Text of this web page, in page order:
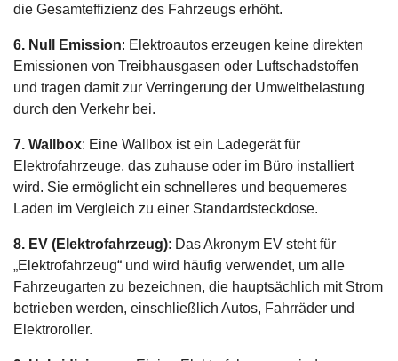
die Gesamteffizienz des Fahrzeugs erhöht.
6. Null Emission: Elektroautos erzeugen keine direkten
Emissionen von Treibhausgasen oder Luftschadstoffen
und tragen damit zur Verringerung der Umweltbelastung
durch den Verkehr bei.
7. Wallbox: Eine Wallbox ist ein Ladegerät für
Elektrofahrzeuge, das zuhause oder im Büro installiert
wird. Sie ermöglicht ein schnelleres und bequemeres
Laden im Vergleich zu einer Standardsteckdose.
8. EV (Elektrofahrzeug): Das Akronym EV steht für
„Elektrofahrzeug“ und wird häufig verwendet, um alle
Fahrzeugarten zu bezeichnen, die hauptsächlich mit Strom
betrieben werden, einschließlich Autos, Fahrräder und
Elektroroller.